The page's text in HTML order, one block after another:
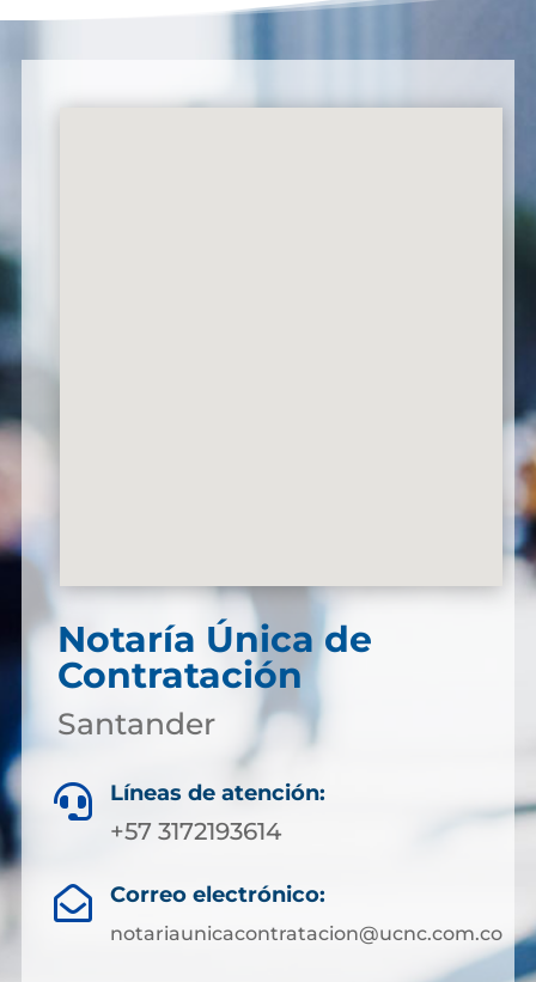
Notaría Única de
Contratación
Santander
 Líneas de atención:
+57 3172193614
 Correo electrónico:
notariaunicacontratacion@ucnc.com.co